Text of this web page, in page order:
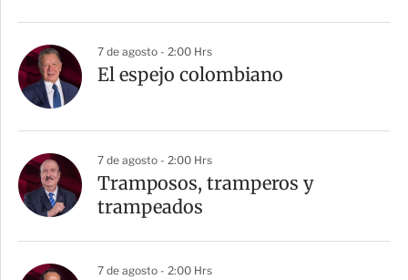
7 de agosto - 2:00 Hrs
El espejo colombiano
7 de agosto - 2:00 Hrs
Tramposos, tramperos y
trampeados
7 de agosto - 2:00 Hrs